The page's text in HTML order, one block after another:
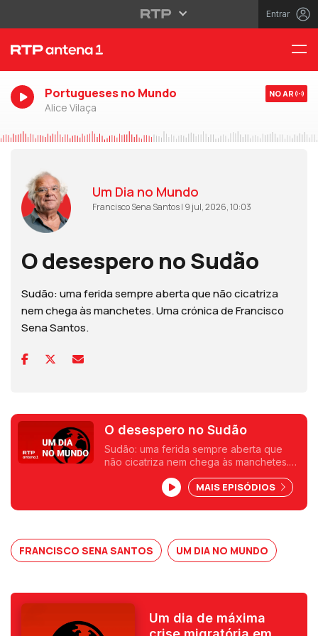
Entrar
Portugueses no Mundo
Alice Vilaça
NO AR
Um Dia no Mundo
Francisco Sena Santos | 9 jul, 2026, 10:03
O desespero no Sudão
Sudão: uma ferida sempre aberta que não cicatriza
nem chega às manchetes. Uma crónica de Francisco
Sena Santos.
O desespero no Sudão
Sudão: uma ferida sempre aberta que
não cicatriza nem chega às manchetes.
MAIS EPISÓDIOS
FRANCISCO SENA SANTOS UM DIA NO MUNDO
Um dia de máxima